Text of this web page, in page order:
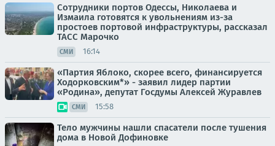
Сотрудники портов Одессы, Николаева и
Измаила готовятся к увольнениям из-за
простоев портовой инфраструктуры, рассказал
ТАСС Марочко
СМИ 16:14
«Партия Яблоко, скорее всего, финансируется
Ходорковским*» - заявил лидер партии
«Родина», депутат Госдумы Алексей Журавлев
СМИ 15:58
Тело мужчины нашли спасатели после тушения
дома в Новой Дофиновке